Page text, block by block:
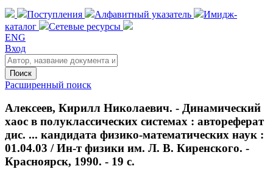
Поступления Алфавитный указатель
Имидж-
каталог
Сетевые ресурсы
ENG
Вход
Поиск
Расширенный поиск
Алексеев, Кирилл Николаевич. - Динамический
хаос в полуклассических системах : автореферат
дис. ... кандидата физико-математических наук :
01.04.03 / Ин-т физики им. Л. В. Киренского. -
Красноярск, 1990. - 19 с.